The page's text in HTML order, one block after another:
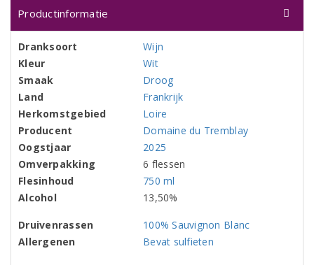
Productinformatie
Dranksoort
Wijn
Kleur
Wit
Smaak
Droog
Land
Frankrijk
Herkomstgebied
Loire
Producent
Domaine du Tremblay
Oogstjaar
2025
Omverpakking
6 flessen
Flesinhoud
750 ml
Alcohol
13,50%
Druivenrassen
100% Sauvignon Blanc
Allergenen
Bevat sulfieten